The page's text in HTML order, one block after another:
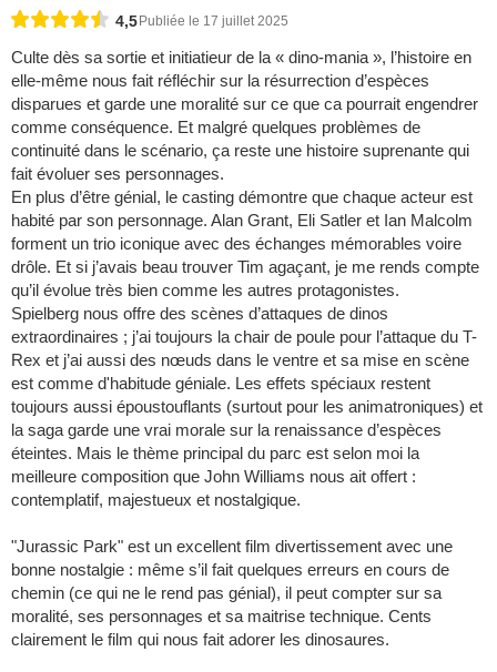
4,5 Publiée le 17 juillet 2025
Culte dès sa sortie et initiatieur de la « dino-mania », l’histoire en
elle-même nous fait réfléchir sur la résurrection d’espèces
disparues et garde une moralité sur ce que ca pourrait engendrer
comme conséquence. Et malgré quelques problèmes de
continuité dans le scénario, ça reste une histoire suprenante qui
fait évoluer ses personnages.
En plus d’être génial, le casting démontre que chaque acteur est
habité par son personnage. Alan Grant, Eli Satler et Ian Malcolm
forment un trio iconique avec des échanges mémorables voire
drôle. Et si j’avais beau trouver Tim agaçant, je me rends compte
qu’il évolue très bien comme les autres protagonistes.
Spielberg nous offre des scènes d’attaques de dinos
extraordinaires ; j’ai toujours la chair de poule pour l’attaque du T-
Rex et j’ai aussi des nœuds dans le ventre et sa mise en scène
est comme d'habitude géniale. Les effets spéciaux restent
toujours aussi époustouflants (surtout pour les animatroniques) et
la saga garde une vrai morale sur la renaissance d’espèces
éteintes. Mais le thème principal du parc est selon moi la
meilleure composition que John Williams nous ait offert :
contemplatif, majestueux et nostalgique.
"Jurassic Park" est un excellent film divertissement avec une
bonne nostalgie : même s’il fait quelques erreurs en cours de
chemin (ce qui ne le rend pas génial), il peut compter sur sa
moralité, ses personnages et sa maitrise technique. Cents
clairement le film qui nous fait adorer les dinosaures.